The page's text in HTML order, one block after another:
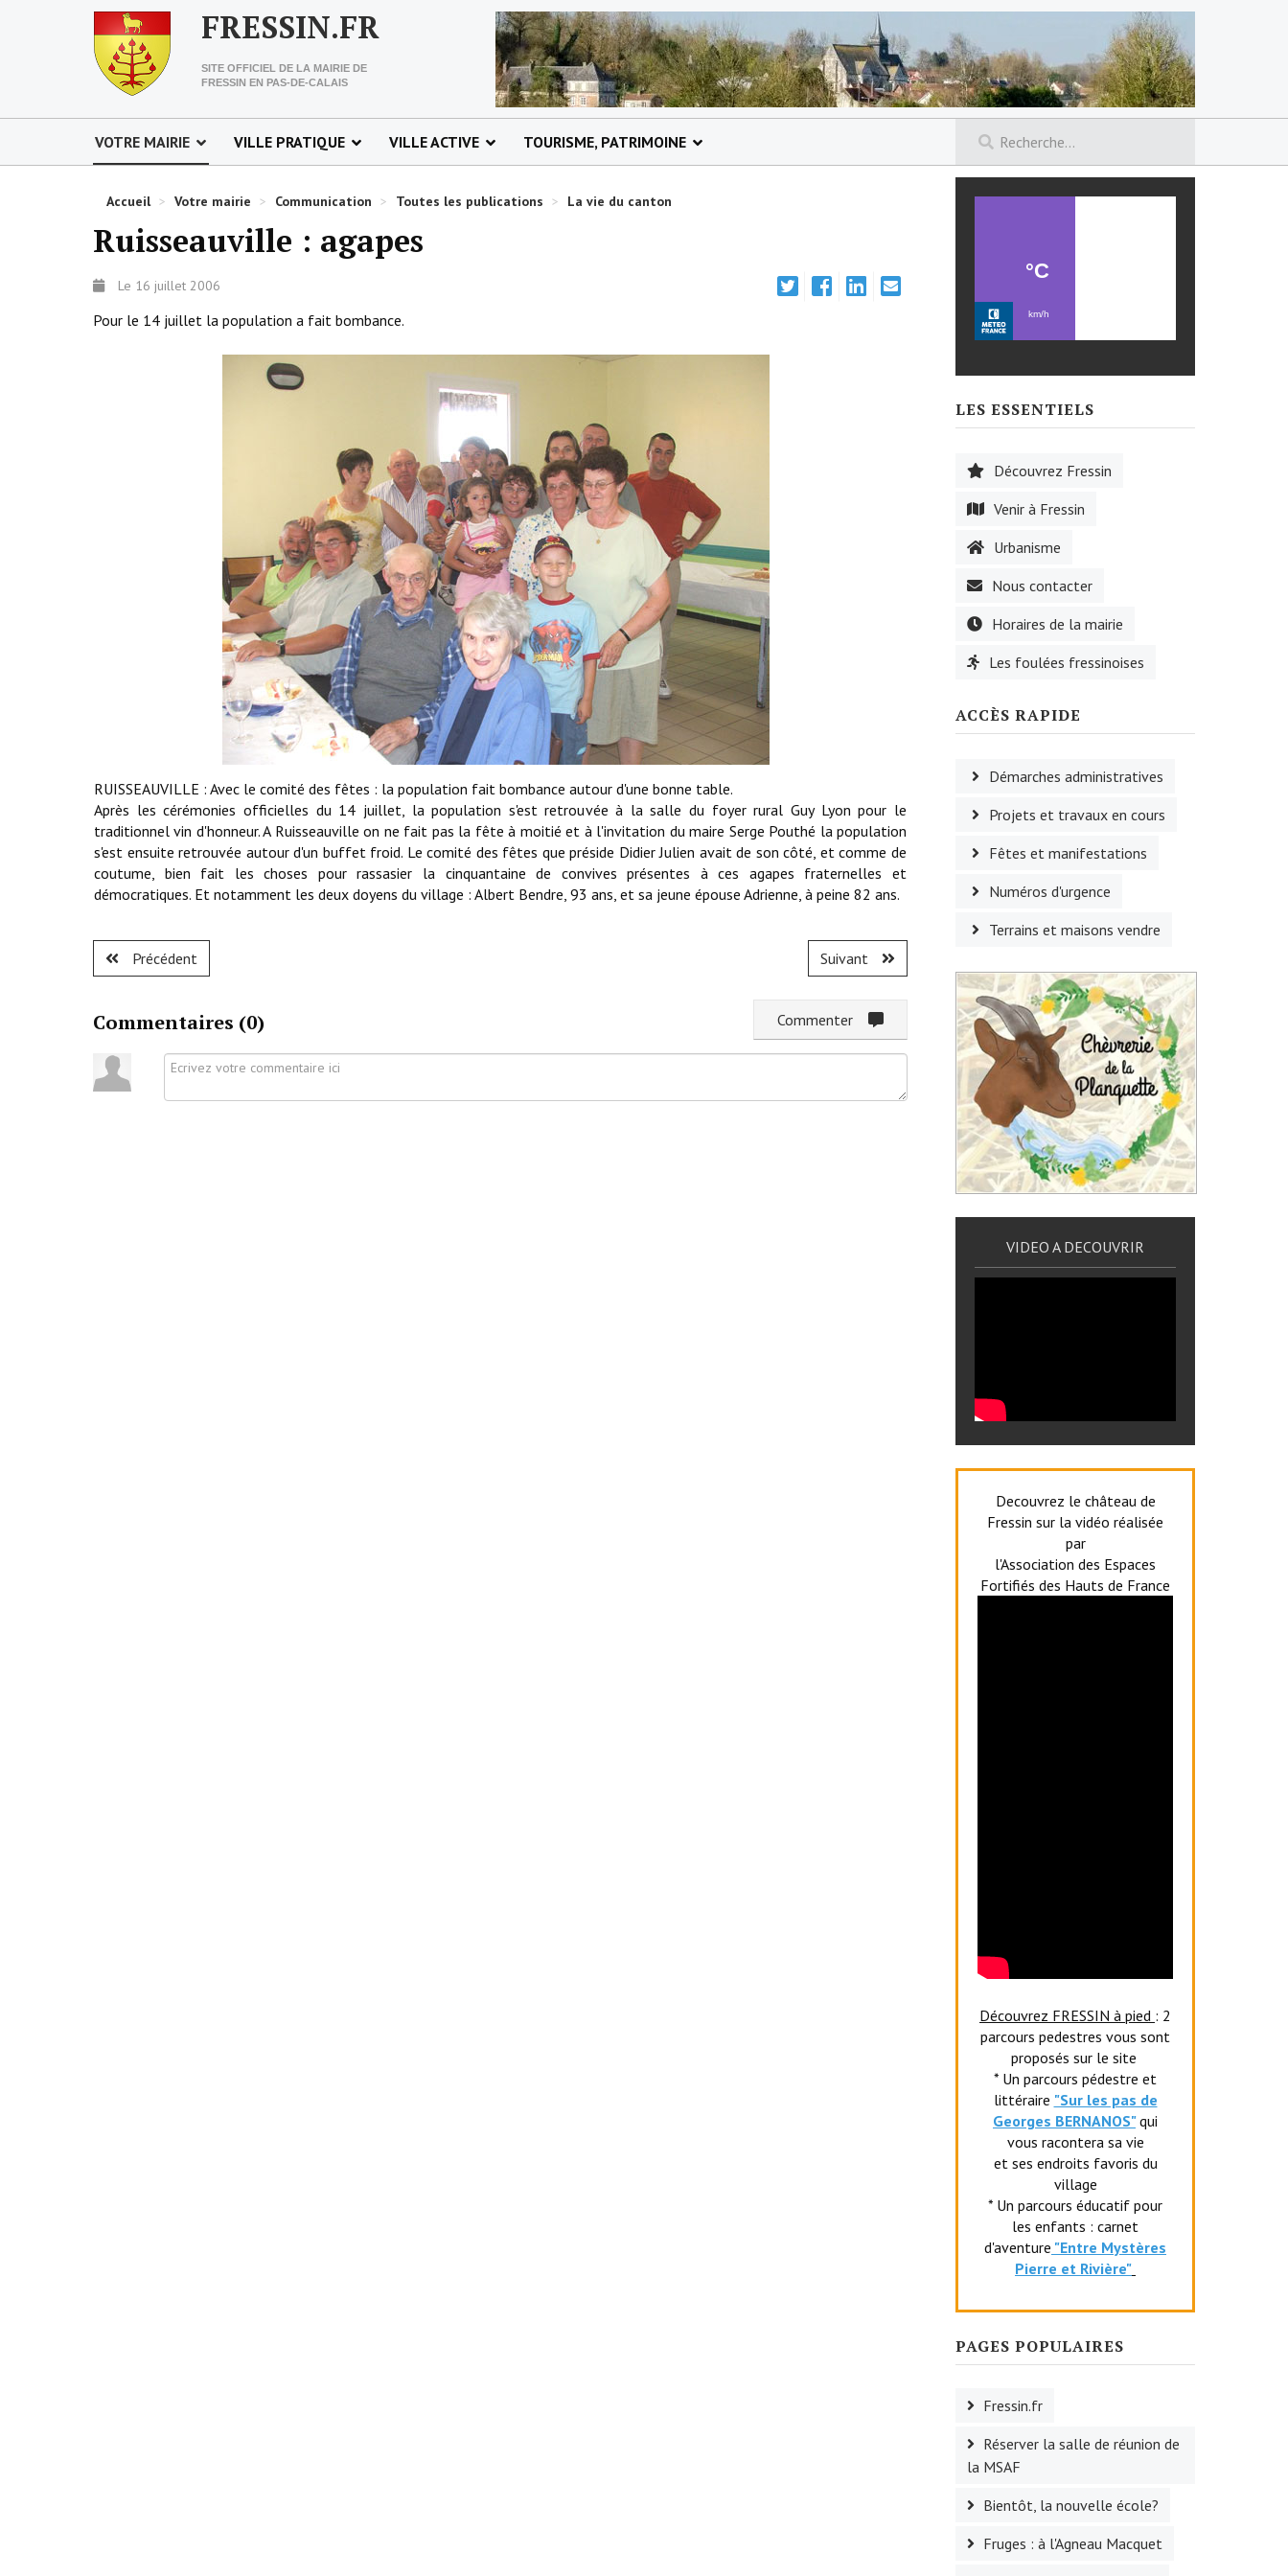
FRESSIN.FR
SITE OFFICIEL DE LA MAIRIE DE
FRESSIN EN PAS-DE-CALAIS
VOTRE MAIRIE VILLE PRATIQUE VILLE ACTIVE TOURISME, PATRIMOINE
Accueil > Votre mairie > Communication > Toutes les publications > La vie du canton
Ruisseauville : agapes
Le 16 juillet 2006
Pour le 14 juillet la population a fait bombance.
RUISSEAUVILLE : Avec le comité des fêtes : la population fait bombance autour d'une bonne table.
Après les cérémonies officielles du 14 juillet, la population s'est retrouvée à la salle du foyer rural Guy Lyon pour le
traditionnel vin d'honneur. A Ruisseauville on ne fait pas la fête à moitié et à l'invitation du maire Serge Pouthé la population
s'est ensuite retrouvée autour d'un buffet froid. Le comité des fêtes que préside Didier Julien avait de son côté, et comme de
coutume, bien fait les choses pour rassasier la cinquantaine de convives présentes à ces agapes fraternelles et
démocratiques. Et notamment les deux doyens du village : Albert Bendre, 93 ans, et sa jeune épouse Adrienne, à peine 82 ans.
Précédent Suivant
Commentaires (0)
LES ESSENTIELS
Découvrez Fressin
Venir à Fressin
Urbanisme
Nous contacter
Horaires de la mairie
Les foulées fressinoises
ACCÈS RAPIDE
Démarches administratives
Projets et travaux en cours
Fêtes et manifestations
Numéros d'urgence
Terrains et maisons vendre
VIDEO A DECOUVRIR
Decouvrez le château de
Fressin sur la vidéo réalisée
par
l'Association des Espaces
Fortifiés des Hauts de France
Découvrez FRESSIN à pied : 2
parcours pedestres vous sont
proposés sur le site
* Un parcours pédestre et
littéraire "Sur les pas de
Georges BERNANOS" qui
vous racontera sa vie
et ses endroits favoris du
village
* Un parcours éducatif pour
les enfants : carnet
d'aventure "Entre Mystères
Pierre et Rivière"
PAGES POPULAIRES
Fressin.fr
Réserver la salle de réunion de
la MSAF
Bientôt, la nouvelle école?
Fruges : à l'Agneau Macquet